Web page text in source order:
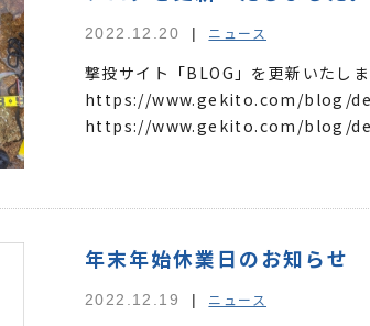
2022.12.20 ニュース
撃投サイト「BLOG」を更新いたしま
https://www.gekito.com/blog/
https://www.gekito.com/blog/
年末年始休業日のお知らせ
2022.12.19 ニュース